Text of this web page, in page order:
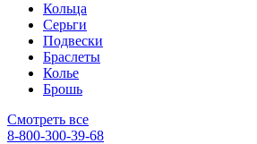
Кольца
Серьги
Подвески
Браслеты
Колье
Брошь
Смотреть все
8-800-300-39-68